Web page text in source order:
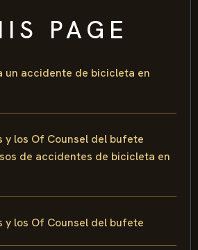
PAGE
un accidente de bicicleta en
y los Of Counsel del bufete
de accidentes de bicicleta en
y los Of Counsel del bufete